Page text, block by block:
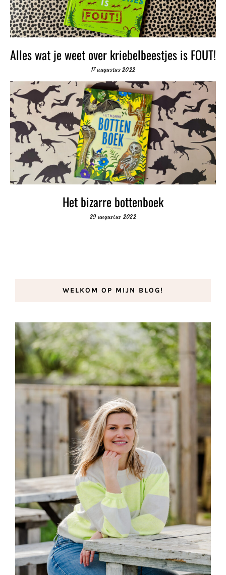
Alles wat je weet over kriebelbeestjes is FOUT!
17 augustus 2022
Het bizarre bottenboek
29 augustus 2022
WELKOM OP MIJN BLOG!